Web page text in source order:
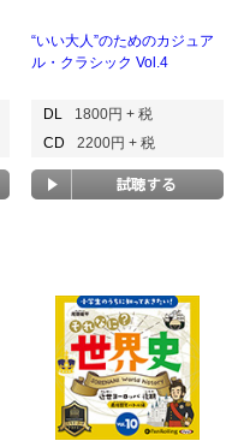
“いい大人”のためのカジュア
ル・クラシック Vol.4
DL
1800円 + 税
CD
2200円 + 税